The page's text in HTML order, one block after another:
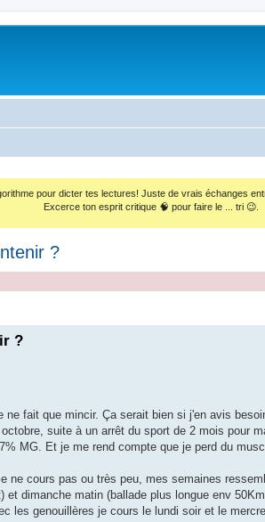
pour dicter tes lectures! Juste de vrais échanges
Excerce ton esprit critique 🧠 pour faire le ... tri 😉.
?
?
fait que mincir. Ça serait bien si j'en avis
suite à un arrêt du sport de 2 mois pour
MG. Et je me rend compte que je perd du
ne cours pas ou très peu, mes semaines
dimanche matin (ballade plus longue env
les genouillères je cours le lundi soir et le